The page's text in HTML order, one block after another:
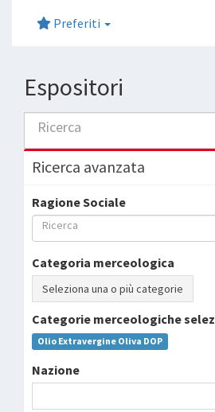
Preferiti
Espositori
Ricerca
Ricerca avanzata
Ragione Sociale
Ricerca
Categoria merceologica
Seleziona una o più categorie
Categorie merceologiche
Olio Extravergine Oliva DOP
Nazione